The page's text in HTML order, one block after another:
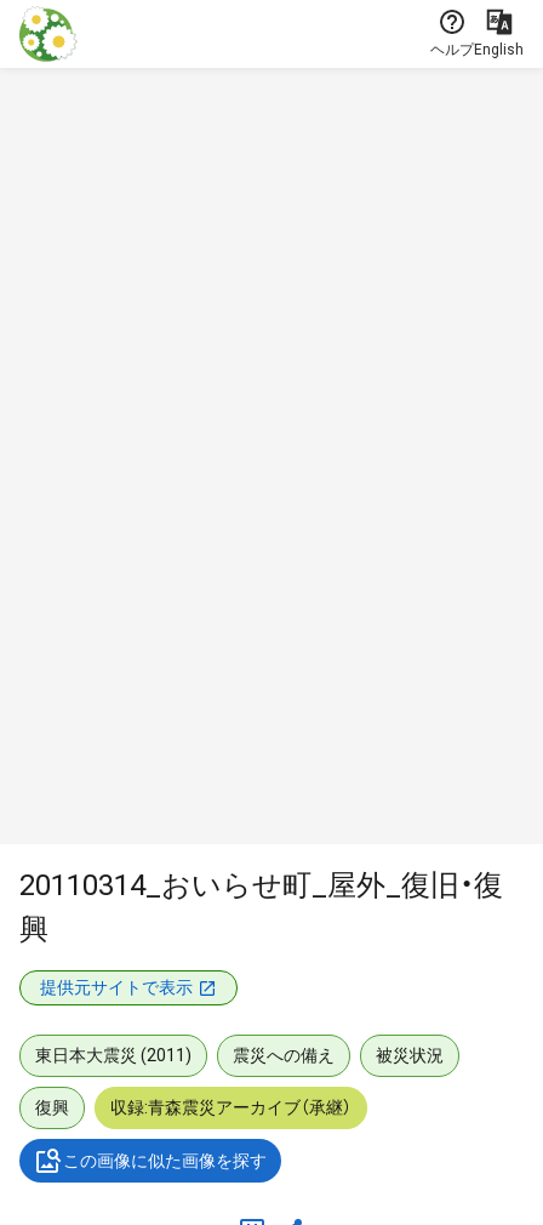
本文に飛ぶ
ヘルプEnglish
20110314_おいらせ町_屋外_復旧・復
興
提供元サイトで表示
東日本大震災 (2011) 震災への備え 被災状況
復興 収録:青森震災アーカイブ（承継）
この画像に似た画像を探す